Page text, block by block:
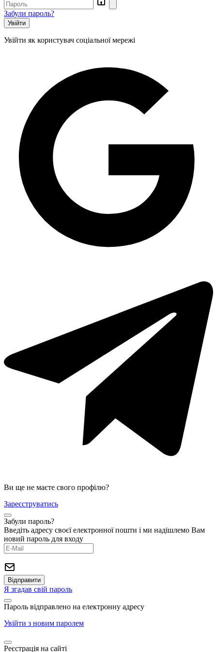
Харчові відра ціна
Нітрилові одноразові рукавички 100 шт/уп
Одноразова упаковка універсальна ПС-100 на 910 мл, 500 шт/уп
Салатник прозорий круглий PET-250 мл, 500 шт/уп
Ємність супова паперова Крафт/Крафт 750 мл, 400 шт/уп
Одноразова крафтова упаковка для локшини WOK 500 мл, 50 шт/уп
Упаковка для салату одноразова ПС-171 на 350 мл, 600 шт/уп
Салатник прозорий круглий PET-375 мл, 600 шт/уп
Квадратна блістерна упаковка
Великий термоконтейнер для супу
Упаковка для обідів впс біла
Високий прозорий стакан 400 мл
Банка для перших страв прозора
Пластиковий контейнер для торта чорний
Забули пароль?
Увійти як користувач соціальної мережі
Ви ще не маєте свого профілю?
Зареєструватись
Забули пароль?
Введіть адресу своєї електронної пошти і ми надішлемо Вам
новий пароль для входу
Я згадав свій пароль
Пароль відправлено на електронну адресу
Увійти з новим паролем
Реєстрація на сайті